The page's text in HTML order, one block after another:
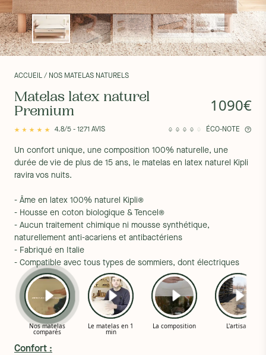
ACCUEIL / NOS MATELAS NATURELS
Matelas latex naturel
Premium
1090€
4.8/5 - 1271 AVIS ÉCO-NOTE
Un confort unique, une composition 100% naturelle, une
durée de vie de plus de 15 ans, le matelas en latex naturel Kipli
ravira vos nuits.
- Âme en latex 100% naturel Kipli®
- Housse en coton biologique & Tencel®
- Aucun traitement chimique ni mousse synthétique,
naturellement anti-acariens et antibactériens
- Fabriqué en Italie
- Compatible avec tous types de sommiers, dont électriques
Confort :